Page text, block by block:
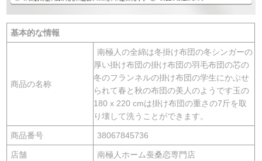
基本的な情報
商品の名称
南極人の全綿は冬掛け布団の冬シンガーの
厚い掛け布団の掛け布団の羽毛布団の芯の
冬のフランネルの掛け布団の学生にかぶせ
られて春と秋の布団の美人のようです玉の
180 x 220 cmは掛け布団の重さの7斤を取
り壊して洗うことができます。
商品番号 38067845736
店舗 南極人ホーム蚕桑恋専門店